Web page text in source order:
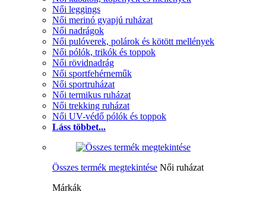
Női leggings
Női merinó gyapjú ruházat
Női nadrágok
Női pulóverek, polárok és kötött mellények
Női pólók, trikók és toppok
Női rövidnadrág
Női sportfehérneműk
Női sportruházat
Női termikus ruházat
Női trekking ruházat
Női UV-védő pólók és toppok
Láss többet...
Összes termék megtekintése Női ruházat
Márkák